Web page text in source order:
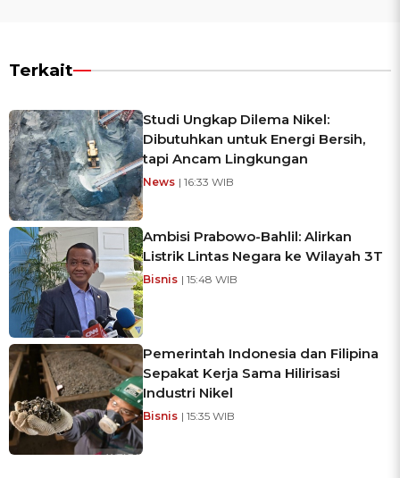
Terkait
Studi Ungkap Dilema Nikel:
Dibutuhkan untuk Energi Bersih,
tapi Ancam Lingkungan
News | 16:33 WIB
Ambisi Prabowo-Bahlil: Alirkan
Listrik Lintas Negara ke Wilayah 3T
Bisnis | 15:48 WIB
Pemerintah Indonesia dan Filipina
Sepakat Kerja Sama Hilirisasi
Industri Nikel
Bisnis | 15:35 WIB